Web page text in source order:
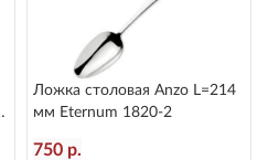
Ложка столовая Anzo L=214
мм Eternum 1820-2
750 р.